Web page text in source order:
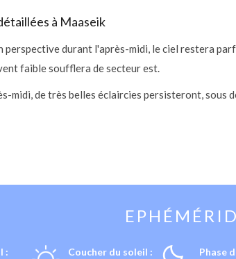
à Maaseik
perspective durant l'après-midi, le ciel restera
faible soufflera de secteur est.
midi, de très belles éclaircies persisteront, sous
:
Coucher du soleil :
Phase